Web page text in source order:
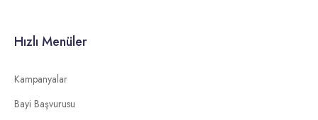
Hızlı Menüler
Kampanyalar
Bayi Başvurusu